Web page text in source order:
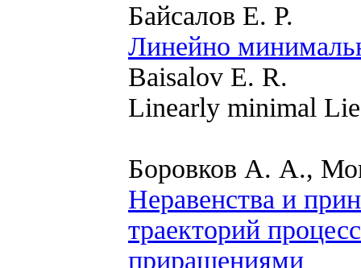
Байсалов Е. Р.
Линейно
Baisalov E. R.
Linearly minimal
Боровков А. А.,
Неравенства и
траекторий
приращениями